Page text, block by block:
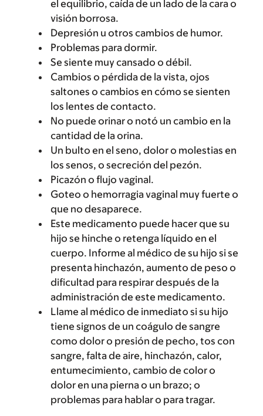
el equilibrio, caída de un lado de la cara o
visión borrosa.
Depresión u otros cambios de humor.
Problemas para dormir.
Se siente muy cansado o débil.
Cambios o pérdida de la vista, ojos
saltones o cambios en cómo se sienten
los lentes de contacto.
No puede orinar o notó un cambio en la
cantidad de la orina.
Un bulto en el seno, dolor o molestias en
los senos, o secreción del pezón.
Picazón o flujo vaginal.
Goteo o hemorragia vaginal muy fuerte o
que no desaparece.
Este medicamento puede hacer que su
hijo se hinche o retenga líquido en el
cuerpo. Informe al médico de su hijo si se
presenta hinchazón, aumento de peso o
dificultad para respirar después de la
administración de este medicamento.
Llame al médico de inmediato si su hijo
tiene signos de un coágulo de sangre
como dolor o presión de pecho, tos con
sangre, falta de aire, hinchazón, calor,
entumecimiento, cambio de color o
dolor en una pierna o un brazo; o
problemas para hablar o para tragar.